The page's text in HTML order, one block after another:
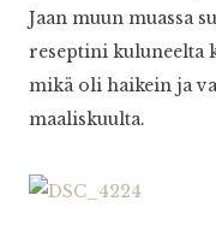
Jaan muun muassa
reseptini kuluneelta
mikä oli haikein ja
maaliskuulta.